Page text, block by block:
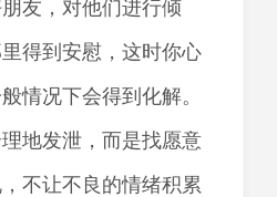
友，对他们进行倾
得到安慰，这时你心
情况下会得到化解。
地发泄，而是找愿意
不让不良的情绪积累